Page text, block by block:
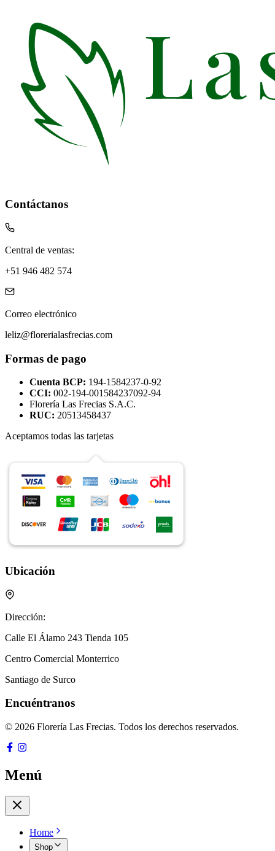
Contáctanos
Central de ventas:
+51 946 482 574
Correo electrónico
leliz@florerialasfrecias.com
Formas de pago
Cuenta BCP: 194-1584237-0-92
CCI: 002-194-001584237092-94
Florería Las Frecias S.A.C.
RUC: 20513458437
Aceptamos todas las tarjetas
Ubicación
Dirección:
Calle El Álamo 243 Tienda 105
Centro Comercial Monterrico
Santiago de Surco
Encuéntranos
© 2026 Florería Las Frecias. Todos los derechos reservados.
Menú
Home
Shop